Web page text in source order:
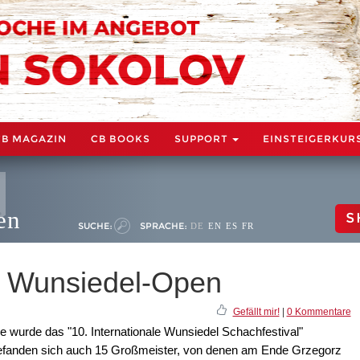
MAGAZIN CB BOOKS SUPPORT
SUCHE: SPRACHE: DE EN ES FR
Open
Gefällt mir!| 0 Kommentare
wurde das "10. Internationale Wunsiedel Schachfestival"
sich auch 15 Großmeister, von denen am Ende Grzegorz